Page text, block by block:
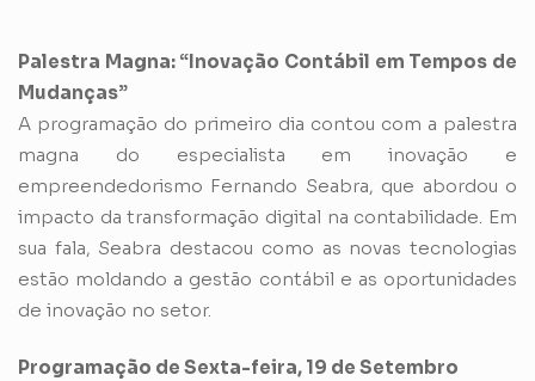
Palestra Magna: “Inovação Contábil em Tempos de
Mudanças”
A programação do primeiro dia contou com a palestra
magna do especialista em inovação e
empreendedorismo Fernando Seabra, que abordou o
impacto da transformação digital na contabilidade. Em
sua fala, Seabra destacou como as novas tecnologias
estão moldando a gestão contábil e as oportunidades
de inovação no setor.
Programação de Sexta-feira, 19 de Setembro